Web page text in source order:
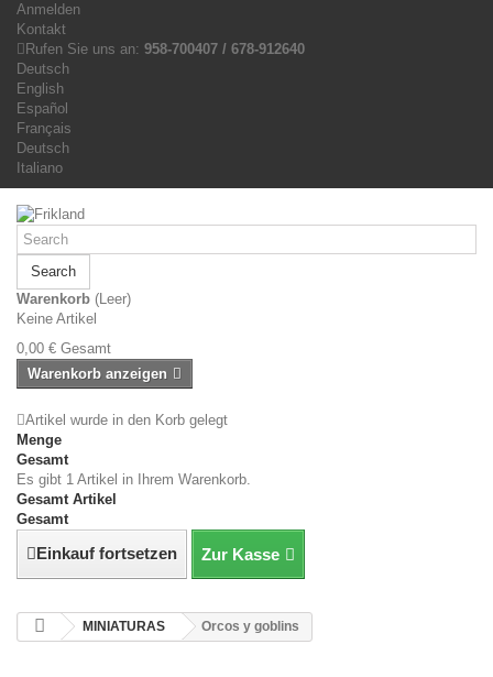
Anmelden
Kontakt
Rufen Sie uns an: 958-700407 / 678-912640
Deutsch
English
Español
Français
Deutsch
Italiano
Search
Warenkorb (Leer)
Keine Artikel
0,00 € Gesamt
Warenkorb anzeigen
Artikel wurde in den Korb gelegt
Menge
Gesamt
Es gibt 1 Artikel in Ihrem Warenkorb.
Gesamt Artikel
Gesamt
Einkauf fortsetzen Zur Kasse
MINIATURAS Orcos y goblins